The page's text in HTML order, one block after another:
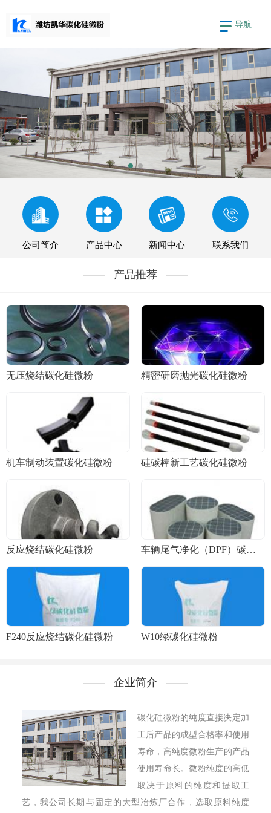
导航
公司简介 产品中心 新闻中心 联系我们
产品推荐
无压烧结碳化硅微粉 精密研磨抛光碳化硅微粉
机车制动装置碳化硅微粉 硅碳棒新工艺碳化硅微粉
反应烧结碳化硅微粉 车辆尾气净化（DPF）碳化硅微粉
F240反应烧结碳化硅微粉 W10绿碳化硅微粉
企业简介
碳化硅微粉的纯度直接决定加
工后产品的成型合格率和使用
寿命，高纯度微粉生产的产品
使用寿命长。微粉纯度的高低
取决于原料的纯度和提取工
艺，我公司长期与固定的大型冶炼厂合作，选取原料纯度